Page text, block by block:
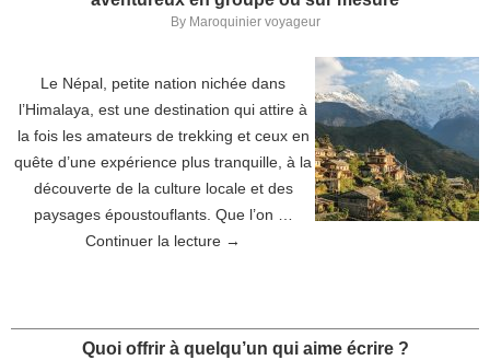
By Maroquinier voyageur
Le Népal, petite nation nichée dans
l’Himalaya, est une destination qui attire à
la fois les amateurs de trekking et ceux en
quête d’une expérience plus tranquille, à la
découverte de la culture locale et des
paysages époustouflants. Que l’on …
Continuer la lecture →
Quoi offrir à quelqu’un qui aime écrire ?